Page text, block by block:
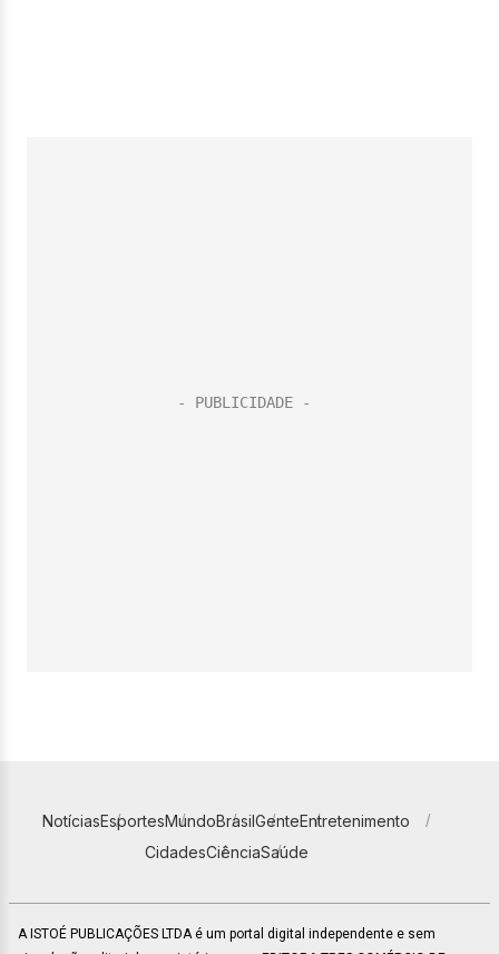
NotíciasEsportesMundoBrasilGenteEntretenimento
CidadesCiênciaSaúde
A ISTOÉ PUBLICAÇÕES LTDA é um portal digital independente e sem